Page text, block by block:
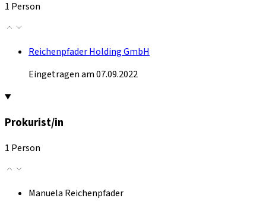
1 Person
Reichenpfader Holding GmbH
Eingetragen am 07.09.2022
Prokurist/in
1 Person
Manuela Reichenpfader